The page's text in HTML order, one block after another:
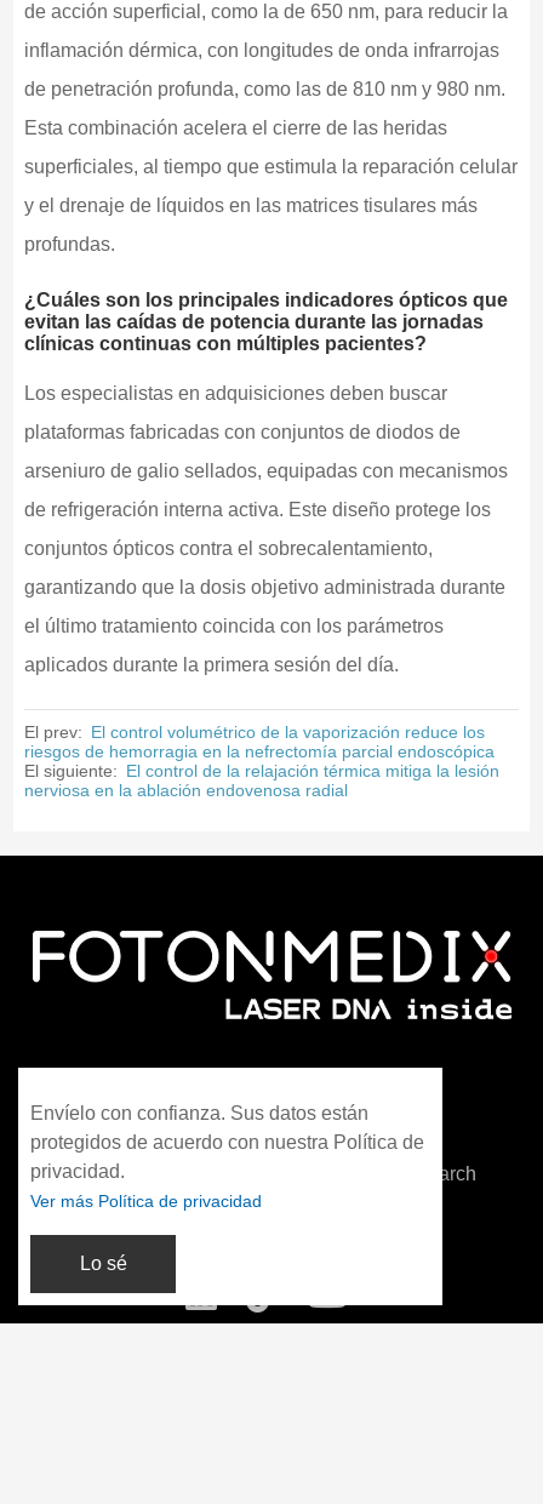
de acción superficial, como la de 650 nm, para reducir la
inflamación dérmica, con longitudes de onda infrarrojas
de penetración profunda, como las de 810 nm y 980 nm.
Esta combinación acelera el cierre de las heridas
superficiales, al tiempo que estimula la reparación celular
y el drenaje de líquidos en las matrices tisulares más
profundas.
¿Cuáles son los principales indicadores ópticos que
evitan las caídas de potencia durante las jornadas
clínicas continuas con múltiples pacientes?
Los especialistas en adquisiciones deben buscar
plataformas fabricadas con conjuntos de diodos de
arseniuro de galio sellados, equipadas con mecanismos
de refrigeración interna activa. Este diseño protege los
conjuntos ópticos contra el sobrecalentamiento,
garantizando que la dosis objetivo administrada durante
el último tratamiento coincida con los parámetros
aplicados durante la primera sesión del día.
El prev: El control volumétrico de la vaporización reduce los
riesgos de hemorragia en la nefrectomía parcial endoscópica
El siguiente: El control de la relajación térmica mitiga la lesión
nerviosa en la ablación endovenosa radial
4F, Building C, Cross-strait Tsinghua Research
Institute, Xiamen, Fujian, China
Envíelo con confianza. Sus datos están
protegidos de acuerdo con nuestra Política de
privacidad.
Ver más Política de privacidad
Lo sé